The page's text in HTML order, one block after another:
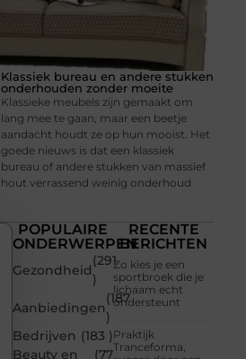
Klassiek bureau en andere stukken
onderhouden zonder moeite
Klassieke meubels zijn gemaakt om
lang mee te gaan, maar een beetje
aandacht houdt ze op hun mooist. Het
goede nieuws is dat een klassiek
bureau of andere stukken van massief
hout verrassend weinig onderhoud
POPULAIRE
ONDERWERPEN
Gezondheid
(291
)
Aanbiedingen
(187
)
Bedrijven (183 )
Beauty en
(77
RECENTE
BERICHTEN
Zo kies je een
sportbroek die je
lichaam echt
ondersteunt
Praktijk
Tranceforma,